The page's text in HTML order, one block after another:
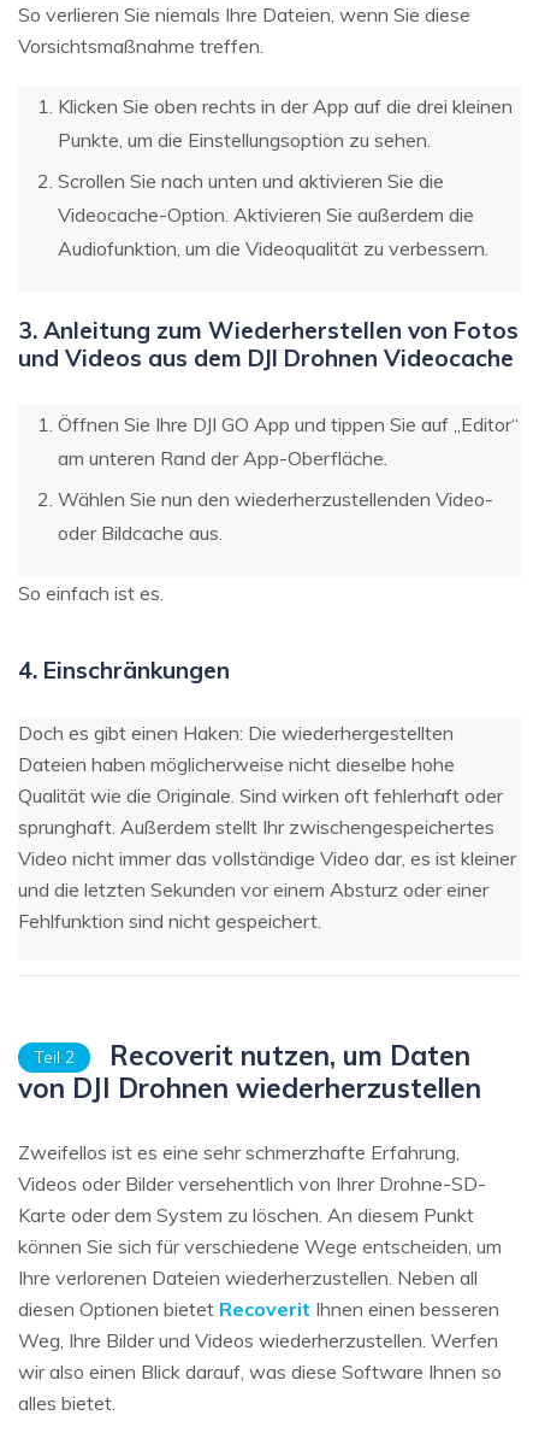
So verlieren Sie niemals Ihre Dateien, wenn Sie diese
Vorsichtsmaßnahme treffen.
Klicken Sie oben rechts in der App auf die drei kleinen
Punkte, um die Einstellungsoption zu sehen.
Scrollen Sie nach unten und aktivieren Sie die
Videocache-Option. Aktivieren Sie außerdem die
Audiofunktion, um die Videoqualität zu verbessern.
3. Anleitung zum Wiederherstellen von Fotos
und Videos aus dem DJI Drohnen Videocache
Öffnen Sie Ihre DJI GO App und tippen Sie auf „Editor“
am unteren Rand der App-Oberfläche.
Wählen Sie nun den wiederherzustellenden Video-
oder Bildcache aus.
So einfach ist es.
4. Einschränkungen
Doch es gibt einen Haken: Die wiederhergestellten
Dateien haben möglicherweise nicht dieselbe hohe
Qualität wie die Originale. Sind wirken oft fehlerhaft oder
sprunghaft. Außerdem stellt Ihr zwischengespeichertes
Video nicht immer das vollständige Video dar, es ist kleiner
und die letzten Sekunden vor einem Absturz oder einer
Fehlfunktion sind nicht gespeichert.
Teil 2
Recoverit nutzen, um Daten
von DJI Drohnen wiederherzustellen
Zweifellos ist es eine sehr schmerzhafte Erfahrung,
Videos oder Bilder versehentlich von Ihrer Drohne-SD-
Karte oder dem System zu löschen. An diesem Punkt
können Sie sich für verschiedene Wege entscheiden, um
Ihre verlorenen Dateien wiederherzustellen. Neben all
diesen Optionen bietet Recoverit Ihnen einen besseren
Weg, Ihre Bilder und Videos wiederherzustellen. Werfen
wir also einen Blick darauf, was diese Software Ihnen so
alles bietet.